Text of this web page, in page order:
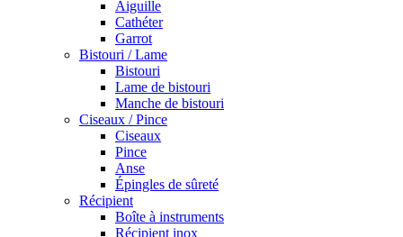
Aiguille
Cathéter
Garrot
Bistouri / Lame
Bistouri
Lame de bistouri
Manche de bistouri
Ciseaux / Pince
Ciseaux
Pince
Anse
Épingles de sûreté
Récipient
Boîte à instruments
Récipient inox